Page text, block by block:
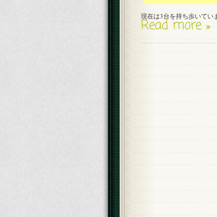
現在は3台を持ち歩いてい
Read more »